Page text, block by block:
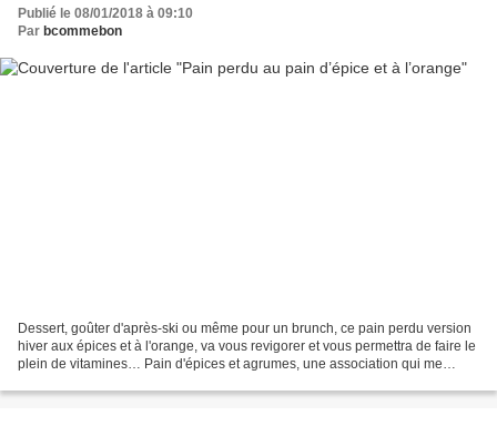
Publié le 08/01/2018 à 09:10
Par bcommebon
Dessert, goûter d'après-ski ou même pour un brunch, ce pain perdu version
hiver aux épices et à l'orange, va vous revigorer et vous permettra de faire le
plein de vitamines… Pain d'épices et agrumes, une association qui me